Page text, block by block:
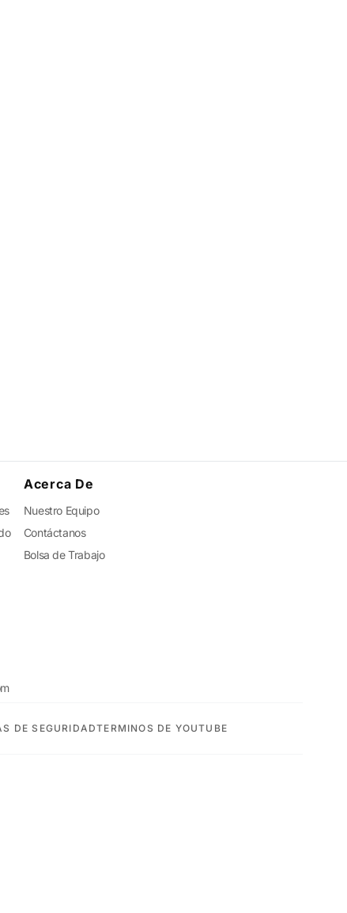
Acerca De
Nuestro Equipo
Contáctanos
Bolsa de Trabajo
DE SEGURIDADTERMINOS DE YOUTUBE